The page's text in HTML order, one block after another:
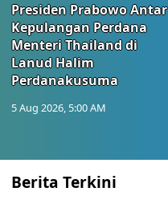
Presiden Prabowo Antar
Kepulangan Perdana
Menteri Thailand di
Lanud Halim
Perdanakusuma
5 Aug 2026, 5:00 AM
Berita Terkini